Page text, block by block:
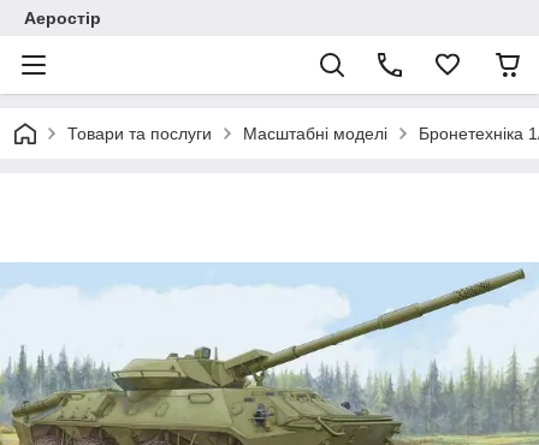
Аеростір
Товари та послуги Масштабні моделі Бронетехніка